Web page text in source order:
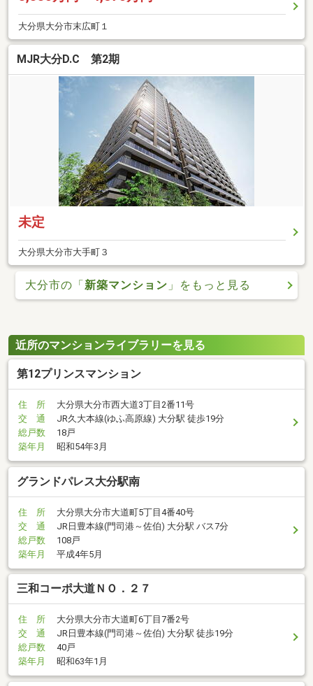
大分県大分市末広町１
MJR大分D.C 第2期
未定
大分県大分市大手町３
大分市の「新築マンション 」をもっと見る
近所のマンションライブラリーを見る
第12プリンスマンション
住 所
大分県大分市西大道3丁目2番11号
交 通
JR久大本線(ゆふ高原線) 大分駅 徒歩19分
総戸数
18戸
築年月
昭和54年3月
グランドパレス大分駅南
住 所
大分県大分市大道町5丁目4番40号
交 通
JR日豊本線(門司港～佐伯) 大分駅 バス7分
総戸数
108戸
築年月
平成4年5月
三和コーポ大道ＮＯ．２７
住 所
大分県大分市大道町6丁目7番2号
交 通
JR日豊本線(門司港～佐伯) 大分駅 徒歩19分
総戸数
40戸
築年月
昭和63年1月